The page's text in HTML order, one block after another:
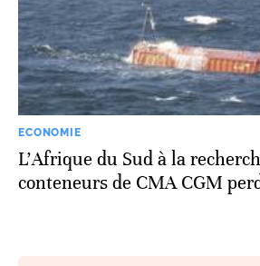
ECONOMIE
L’Afrique du Sud à la
conteneurs de CMA CGM